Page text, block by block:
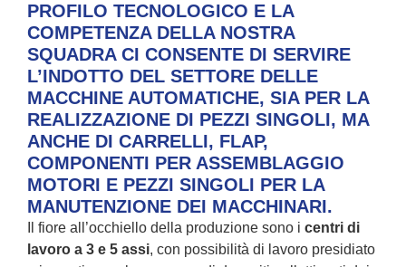
PROFILO TECNOLOGICO E LA
COMPETENZA DELLA NOSTRA
SQUADRA CI CONSENTE DI SERVIRE
L’INDOTTO DEL SETTORE DELLE
MACCHINE AUTOMATICHE, SIA PER LA
REALIZZAZIONE DI PEZZI SINGOLI, MA
ANCHE DI CARRELLI, FLAP,
COMPONENTI PER ASSEMBLAGGIO
MOTORI E PEZZI SINGOLI PER LA
MANUTENZIONE DEI MACCHINARI.
Il fiore all’occhiello della produzione sono i centri di
lavoro a 3 e 5 assi, con possibilità di lavoro presidiato